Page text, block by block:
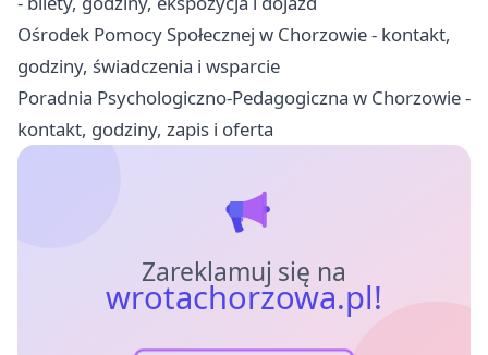
Ośrodek Pomocy Społecznej w Chorzowie - kontakt,
godziny, świadczenia i wsparcie
Poradnia Psychologiczno-Pedagogiczna w Chorzowie -
kontakt, godziny, zapis i oferta
Zareklamuj się na
wrotachorzowa.pl!